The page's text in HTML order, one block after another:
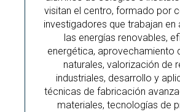
visitan el centro, formado por
investigadores que trabajan
las energías renovables,
energética, aprovechamiento
naturales, valorización de
industriales, desarrollo y
técnicas de fabricación
materiales, tecnologías de